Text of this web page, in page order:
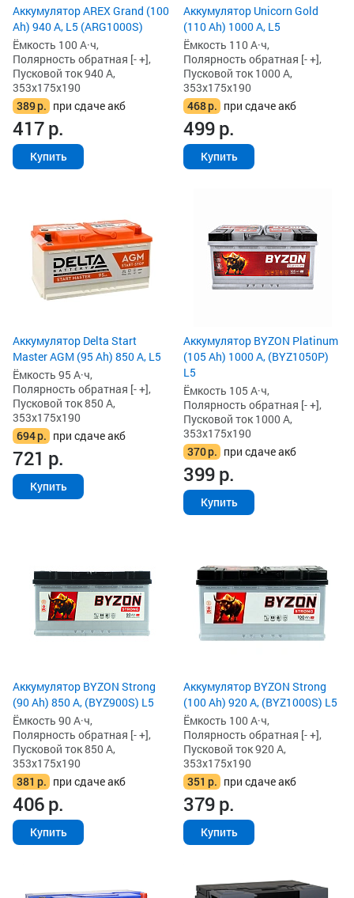
Аккумулятор AREX Grand (100
Ah) 940 А, L5 (ARG1000S)
Ёмкость 100 А·ч,
Полярность обратная [- +],
Пусковой ток 940 А,
353x175x190
389р. при сдаче акб
417р.
Купить
Аккумулятор Unicorn Gold
(110 Ah) 1000 А, L5
Ёмкость 110 А·ч,
Полярность обратная [- +],
Пусковой ток 1000 А,
353x175x190
468р. при сдаче акб
499р.
Купить
Аккумулятор Delta Start
Master AGM (95 Ah) 850 А, L5
Ёмкость 95 А·ч,
Полярность обратная [- +],
Пусковой ток 850 А,
353x175x190
694р. при сдаче акб
721 р.
Купить
Аккумулятор BYZON Platinum
(105 Ah) 1000 А, (BYZ1050P)
L5
Ёмкость 105 А·ч,
Полярность обратная [- +],
Пусковой ток 1000 А,
353x175x190
370р. при сдаче акб
399р.
Купить
Аккумулятор BYZON Strong
(90 Ah) 850 А, (BYZ900S) L5
Ёмкость 90 А·ч,
Полярность обратная [- +],
Пусковой ток 850 А,
353x175x190
381 р. при сдаче акб
406р.
Купить
Аккумулятор BYZON Strong
(100 Ah) 920 А, (BYZ1000S) L5
Ёмкость 100 А·ч,
Полярность обратная [- +],
Пусковой ток 920 А,
353x175x190
351 р. при сдаче акб
379р.
Купить